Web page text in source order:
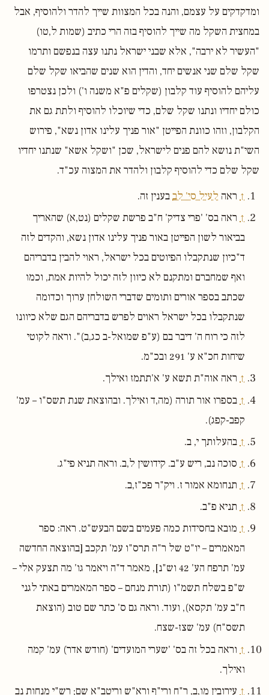
ומדקדקים על עצמם, והנה בכל המצוות שייך להדר ולהוסיף, אבל
במחצית השקל מה שייך להוסיף בזה הרי כתיב (שמות ל,טו)
"העשיר לא ירבה", אלא שבני ישראל נתנו עצה בנפשם ותרמו
שקל שלם שני אנשים יחד, והדין הוא שנים שהביאו שקל שלם
עליהם להוסיף עוד קלבון (שקלים פ"א משנה ו') ולכן נצטרפו
כולם יחדיו ונתנו שקל שלם, כדי שיוכלו להוסיף ולתת גם את
הקלבון, וזהו כוונת הפייטן "אור פניך עלינו אדון נשא", פירוש
השי"ת נושא להם פנים לישראל, שכן "ושקל אשא" שנתנו יחדיו
שקל שלם כדי להוסיף קלבון ולהדר את המצוה עכ"ד.
↑ ראה לעיל סי' לבבענין זה.
↑ ראה בס' 'פרי צדיק' ח"ב פרשת שקלים (נט,א) שהאריך
בביאור לשון הפייטן באור פניך עלינו אדון נשא, והקדים לזה
ד"כיון שנתקבלו הפיוטים בכל ישראל, ראוי להבין בדבריהם
ואף שמחברם ומתקנם לא כיוון לזה יכול להיות אמת, וכמו
שכתב בספר אורים ותומים שדברי השולחן ערוך וכדומה
שנתקבלו בכל ישראל ראוים לפרש בדבריהם הגם שלא כיוונו
לזה כי רוח ה' דיבר בם (ע"פ שמואל-ב כג,ב)". וראה לקוטי
שיחות חכ"א ע' 291 ובכ"מ.
↑ ראה אוה"ת תשא ע' א'תתמז ואילך.
↑ בספרו אור תורה (מה,ד ואילך. ובהוצאת שנת תשס"ו – עמ'
קפב-קפג).
↑בהעלותך י, ב.
↑ סוכה נב, ריש ע"ב. קידושין ל,ב. וראה תניא פי"ג.
↑ תנחומא אמור ז. ויק"ר פכ"ז,ב.
↑ תניא פ"ב.
↑ מובא בחסידות כמה פעמים בשם הבעש"ט. ראה: ספר
המאמרים – יו"ט של ר"ה תרס"ו עמ' תקכב [בהוצאה החדשה
עמ' תרפח הע' 42 וש"נ], מאמר ד"ה ויאמר גו' מה תצעק אלי –
ש"פ בשלח תשמ"ו (תורת מנחם – ספר המאמרים באתי לגני
ח"ב עמ' תקסא), ועוד. וראה גם ס' כתר שם טוב (הוצאת
תשס"ח) עמ' שצז-שצח.
↑ וראה בכל זה בס' 'שערי המועדים' (חודש אדר) עמ' קמה
ואילך.
↑ עירובין מו,ב, ר"ח ורי"ף ורא"ש וריטב"א שם; רש"י מנחות נב